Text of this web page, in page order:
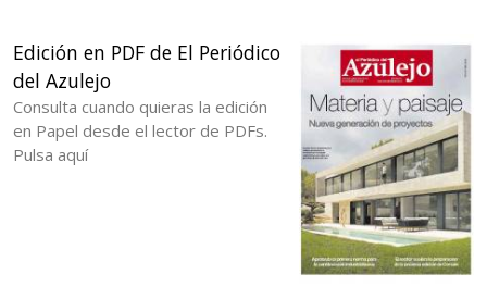
Edición en PDF de El Periódico
del Azulejo
Consulta cuando quieras la edición
en Papel desde el lector de PDFs.
Pulsa aquí